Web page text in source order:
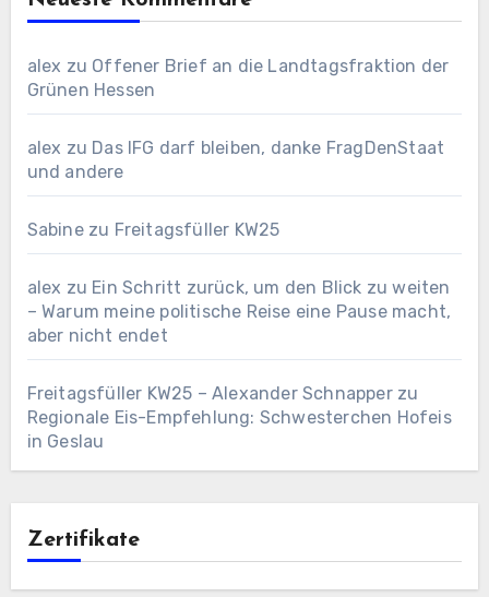
alex zu Offener Brief an die Landtagsfraktion der
Grünen Hessen
alex zu Das IFG darf bleiben, danke FragDenStaat
und andere
Sabinezu Freitagsfüller KW25
alex zu Ein Schritt zurück, um den Blick zu weiten
– Warum meine politische Reise eine Pause macht,
aber nicht endet
Freitagsfüller KW25 – Alexander Schnapperzu
Regionale Eis-Empfehlung: Schwesterchen Hofeis
in Geslau
Zertifikate